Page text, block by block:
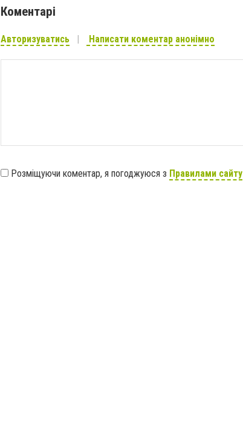
Коментарі
Авторизуватись Написати коментар анонімно
Розміщуючи коментар, я погоджуюся з Правилами сайту